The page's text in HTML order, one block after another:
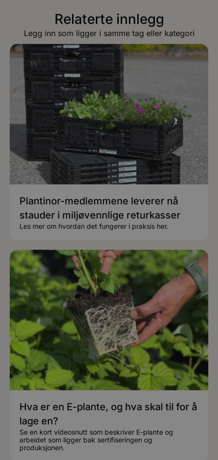
Relaterte innlegg
Legg inn som ligger i samme tag eller kategori
Plantinor-medlemmene leverer nå
stauder i miljøvennlige returkasser
Les mer om hvordan det fungerer i praksis her.
Hva er en E-plante, og hva skal til for å
lage en?
Se en kort videosnutt som beskriver E-plante og
arbeidet som ligger bak sertifiseringen og
produksjonen.